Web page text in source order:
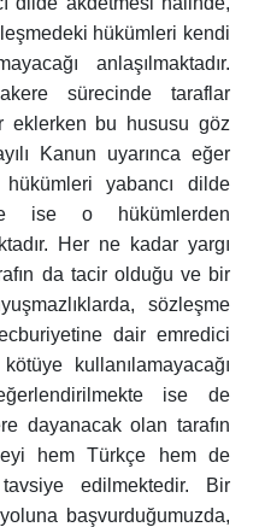
hükümleri kendi
anlaşılmaktadır.
sürecinde taraflar
eklerken bu hususu göz
Kanun uyarınca eğer
yabancı dilde
ise o hükümlerden
Her ne kadar yargı
da tacir olduğu ve bir
sözleşme
dair emredici
kullanılamayacağı
ise de
dayanacak olan tarafın
hem Türkçe hem de
edilmektedir. Bir
başvurduğumuzda,